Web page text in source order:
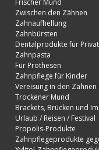
Zwischen den Zähnen
Zahnaufhellung
Zahnbürsten
Dentalprodukte für
Zahnpasta
Für Prothesen
Zahnpflege für Kinder
Vereisung in den Zähnen
Trockener Mund
Brackets, Brücken und
Urlaub / Reisen / Festival
Propolis-Produkte
Zahnpflegeprodukte